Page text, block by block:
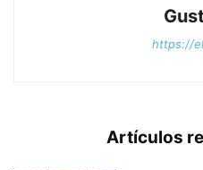
https://
Artículos